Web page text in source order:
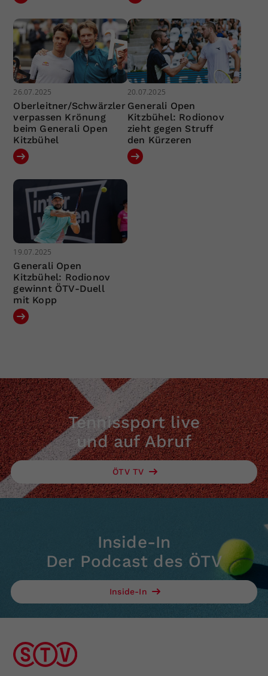
26.07.2025
Oberleitner/Schwärzler
verpassen Krönung
beim Generali Open
Kitzbühel
20.07.2025
Generali Open
Kitzbühel: Rodionov
zieht gegen Struff
den Kürzeren
19.07.2025
Generali Open
Kitzbühel: Rodionov
gewinnt ÖTV-Duell
mit Kopp
Tennissport live
und auf Abruf
ÖTV TV
Inside-In
Der Podcast des ÖTV
Inside-In